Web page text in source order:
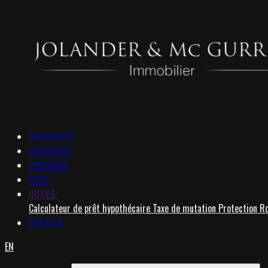
PROPRIETES
ACHETEURS
VENDEURS
BLOG
OUTILS
Calculateur de prêt hypothécaire Taxe de mutation Protection
CONTACT
EN